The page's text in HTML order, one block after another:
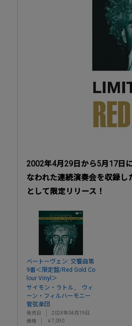
2002年4月29日から5月17日
なわれた連続演奏会を収録
として限定リリース！
ベートーヴェン: 交響曲第
9番＜限定盤/Red Gold Co
lour Vinyl＞
サイモン・ラトル
ウィ
ーン・フィルハーモニー
管弦楽団
発売日
2024年04月19日
価格
￥7,090